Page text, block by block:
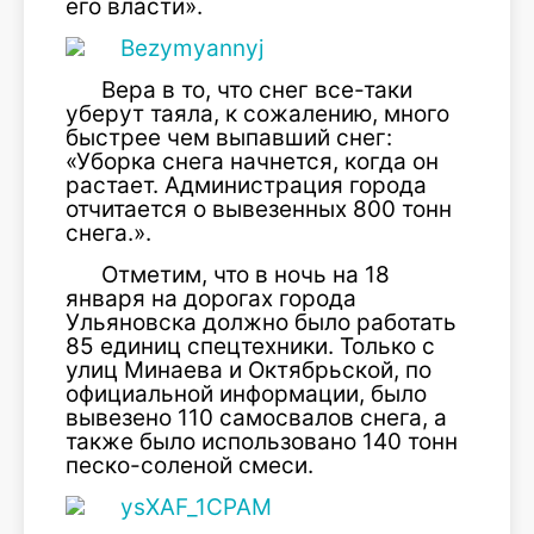
его власти».
Вера в то, что снег все-таки
уберут таяла, к сожалению, много
быстрее чем выпавший снег:
«Уборка снега начнется, когда он
растает. Администрация города
отчитается о вывезенных 800 тонн
снега.».
Отметим, что в ночь на 18
января на дорогах города
Ульяновска должно было работать
85 единиц спецтехники. Только с
улиц Минаева и Октябрьской, по
официальной информации, было
вывезено 110 самосвалов снега, а
также было использовано 140 тонн
песко-соленой смеси.